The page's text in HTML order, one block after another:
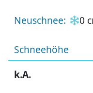
Neuschnee: 0
Schneehöhe
k.A.